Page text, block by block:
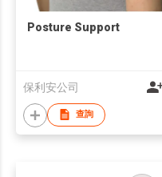
Posture Support
保利安公司
查詢